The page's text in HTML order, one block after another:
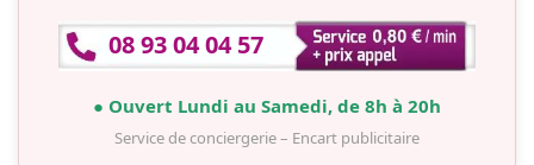
08 93 04 04 57
● Ouvert Lundi au Samedi, de 8h à 20h
Service de conciergerie – Encart publicitaire